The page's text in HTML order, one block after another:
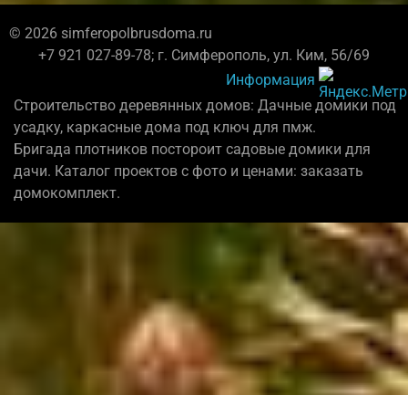
© 2026 simferopolbrusdoma.ru
+7 921 027-89-78; г. Симферополь, ул. Ким, 56/69
Информация
Строительство деревянных домов: Дачные домики под
усадку, каркасные дома под ключ для пмж.
Бригада плотников постороит садовые домики для
дачи. Каталог проектов с фото и ценами: заказать
домокомплект.